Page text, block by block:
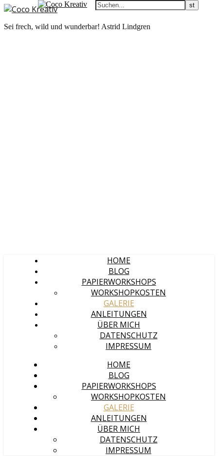
Sei frech, wild und wunderbar! Astrid Lindgren
HOME
BLOG
PAPIERWORKSHOPS
WORKSHOPKOSTEN
GALERIE
ANLEITUNGEN
ÜBER MICH
DATENSCHUTZ
IMPRESSUM
HOME
BLOG
PAPIERWORKSHOPS
WORKSHOPKOSTEN
GALERIE
ANLEITUNGEN
ÜBER MICH
DATENSCHUTZ
IMPRESSUM